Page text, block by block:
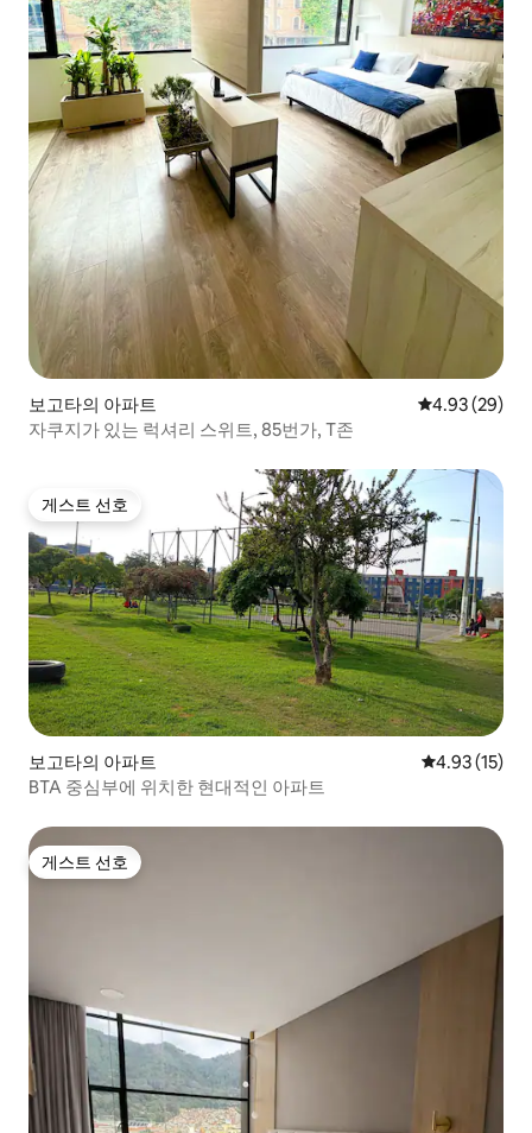
보고타의 아파트 평점 4.93점(5
4.93 (29)
자쿠지가 있는 럭셔리 스위트, 85번가, T존
게스트 선호
게스트 선호
보고타의 아파트 평점 4.93점
4.93 (15)
BTA 중심부에 위치한 현대적인 아파트
게스트 선호
게스트 선호